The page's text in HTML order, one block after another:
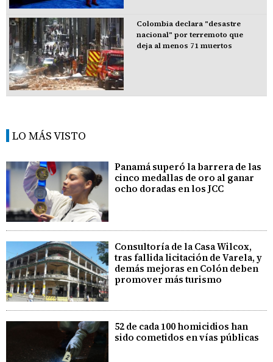
Colombia declara "desastre
nacional" por terremoto que
deja al menos 71 muertos
LO MÁS VISTO
Panamá superó la barrera de las
cinco medallas de oro al ganar
ocho doradas en los JCC
Consultoría de la Casa Wilcox,
tras fallida licitación de Varela, y
demás mejoras en Colón deben
promover más turismo
52 de cada 100 homicidios han
sido cometidos en vías públicas